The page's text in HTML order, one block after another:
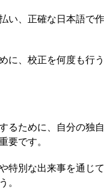
い、正確な日本語で
に、校正を何度も行
るために、自分の独
要です。
特別な出来事を通じ
。